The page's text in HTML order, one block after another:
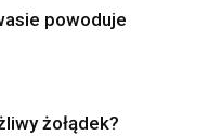
powoduje
żołądek?